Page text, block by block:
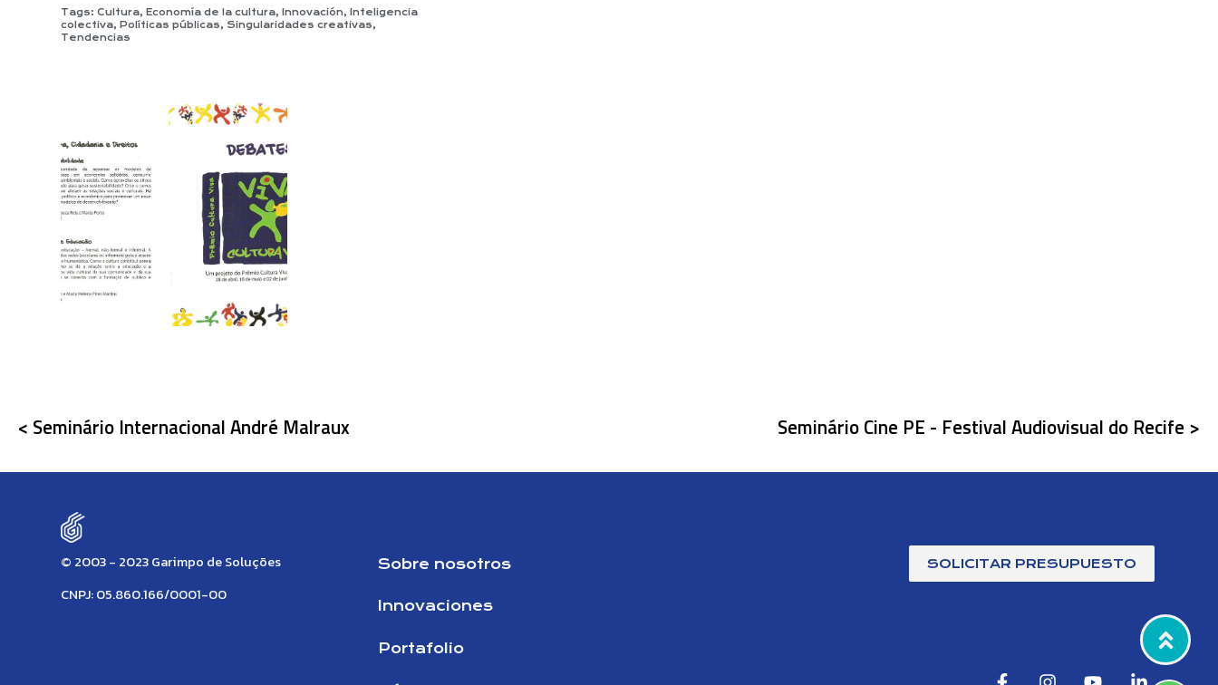
Tags: Cultura, Economía de la cultura, Innovación,
Inteligencia
colectiva, Políticas públicas, Singularidades creativas,
Tendencias
< Seminário Internacional André Malraux Seminário Cine PE - Festival Audiovisual do Recife >
© 2003 - 2023 Garimpo de Soluções
CNPJ: 05.860.166/0001-00
Sobre nosotros
Innovaciones
Portafolio
SOLICITAR PRESUPUESTO